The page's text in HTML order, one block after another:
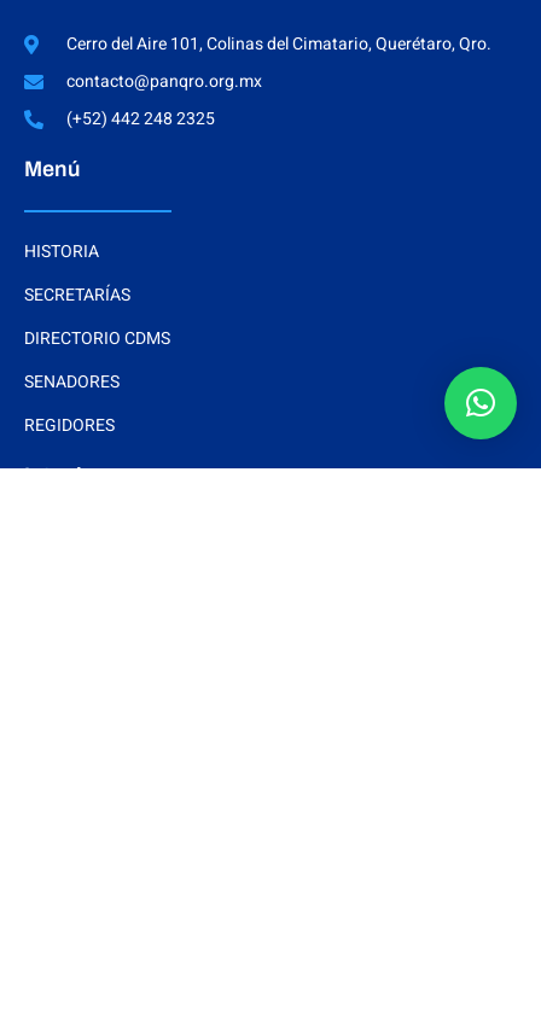
Cerro del Aire 101, Colinas del Cimatario, Querétaro, Qro.
contacto@panqro.org.mx
(+52) 442 248 2325
Menú
HISTORIA
SECRETARÍAS
DIRECTORIO CDMS
SENADORES
REGIDORES
Interés